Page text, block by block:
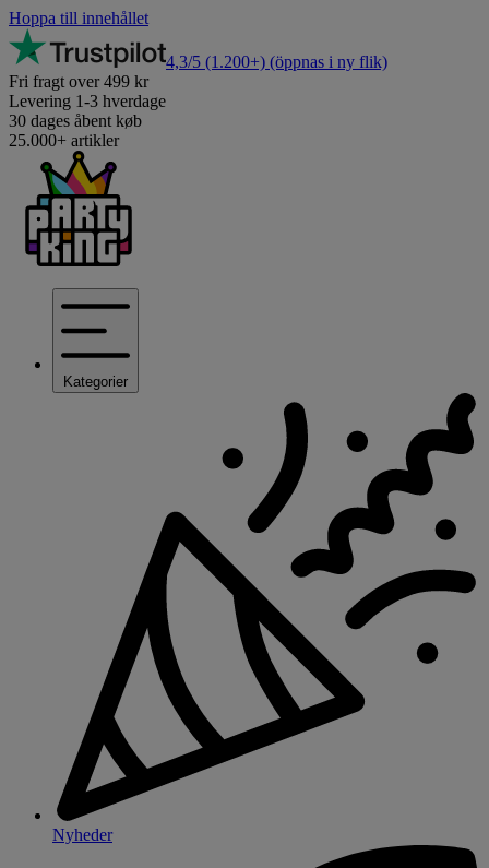
Hoppa till innehållet
4,3/5 (1.200+) (öppnas i ny flik)
Fri fragt over 499 kr
Levering 1-3 hverdage
30 dages åbent køb
25.000+ artikler
Kategorier
Nyheder